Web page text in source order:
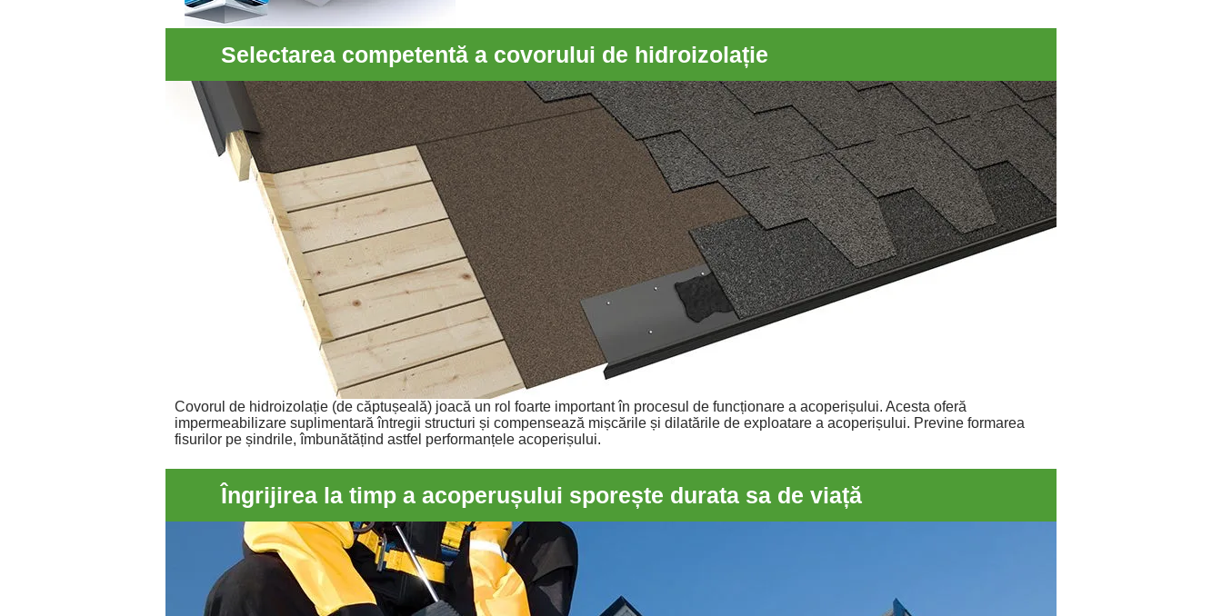
Selectarea competentă a covorului de hidroizolație
Covorul de hidroizolație (de căptușeală) joacă un rol foarte important în procesul de funcționare a acoperișului. Acesta oferă
impermeabilizare suplimentară întregii structuri și compensează mișcările și dilatările de exploatare a acoperișului. Previne formarea
fisurilor pe șindrile, îmbunătățind astfel performanțele acoperișului.
Îngrijirea la timp a acoperușului sporește durata sa de viață